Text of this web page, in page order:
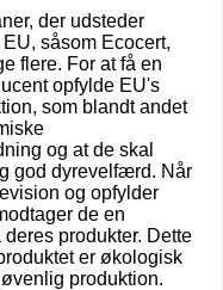
der udsteder
såsom Ecocert,
flere. For at få en
opfylde EU's
som blandt andet
og at de skal
god dyrevelfærd. Når
og opfylder
de en
produkter. Dette
er økologisk
produktion.